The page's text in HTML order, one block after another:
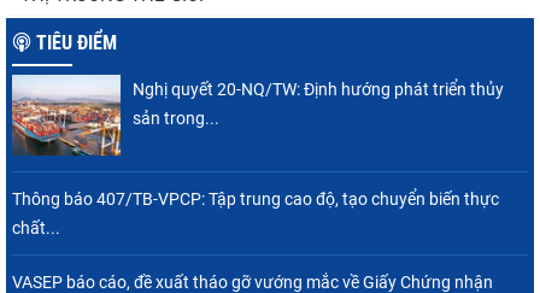
tôm Việt tại thị...
Nguồn cung giảm, giá cá rô phi Trung Quốc
hội cho hàng giá trị...
TIÊU ĐIỂM
Nghị quyết 20-NQ/TW: Định hướng phát triển thủy
sản trong...
Thông báo 407/TB-VPCP: Tập trung cao độ, tạo chuyển biến thực
chất...
VASEP báo cáo, đề xuất tháo gỡ vướng mắc về Giấy Chứng nhận